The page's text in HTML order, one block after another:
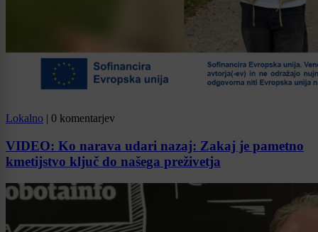
Lokalno | 0 komentarjev
VIDEO: Ko narava udari nazaj: Zakaj je pametno
kmetijstvo ključ do našega preživetja